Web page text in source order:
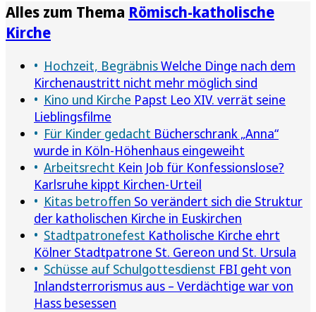
Alles zum Thema Römisch-katholische
Kirche
Hochzeit, BegräbnisWelche Dinge nach dem
Kirchenaustritt nicht mehr möglich sind
Kino und Kirche Papst Leo XIV. verrät seine
Lieblingsfilme
Für Kinder gedacht Bücherschrank „Anna“
wurde in Köln-Höhenhaus eingeweiht
Arbeitsrecht Kein Job für Konfessionslose?
Karlsruhe kippt Kirchen-Urteil
Kitas betroffen So verändert sich die Struktur
der katholischen Kirche in Euskirchen
Stadtpatronefest Katholische Kirche ehrt
Kölner Stadtpatrone St. Gereon und St. Ursula
Schüsse auf Schulgottesdienst FBI geht von
Inlandsterrorismus aus – Verdächtige war von
Hass besessen